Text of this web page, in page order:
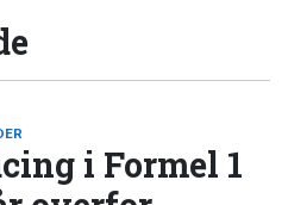
i Formel 1